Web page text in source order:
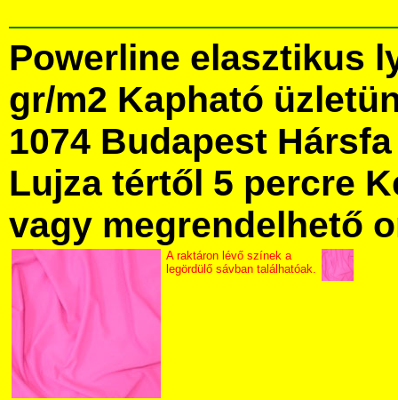
Powerline elasztikus
gr/m2 Kapható
1074 Budapest
Lujza tértől 5 percre
vagy megrendelhető
A raktáron lévő színek a
legördülő sávban találhatóak.